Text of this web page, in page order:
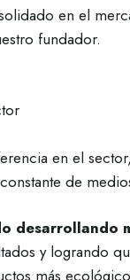
en el
fundador.
en el
de
desarrollando
y logrando
más